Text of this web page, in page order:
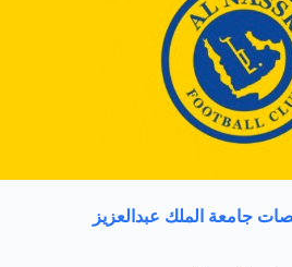
جامعة الملك عبدالعزيز